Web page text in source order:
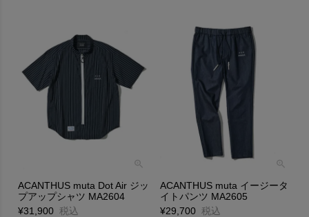
ACANTHUS muta Dot Air ジッ
プアップシャツ MA2604
¥31,900 税込
ACANTHUS muta イージータ
イトパンツ MA2605
¥29,700 税込